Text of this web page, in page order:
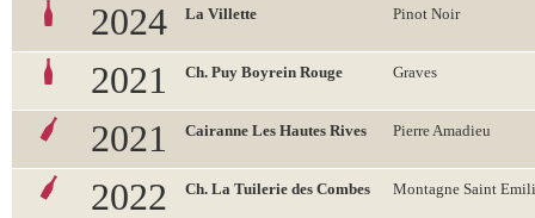
2024 La Villette Pinot Noir
2021 Ch. Puy Boyrein Rouge Graves
2021 Cairanne Les Hautes Rives Pierre Amadieu
2022 Ch. La Tuilerie des Combes Montagne Saint